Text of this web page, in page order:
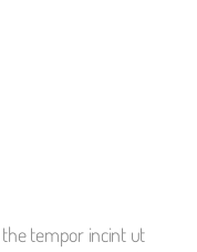
tempor incint ut